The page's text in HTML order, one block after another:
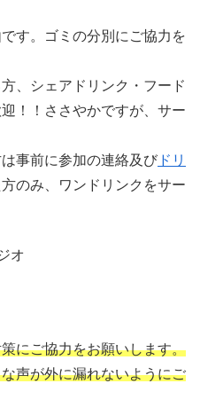
す。ゴミの分別にご協力を
、シェアドリンク・フード
！！ささやかですが、サー
事前に参加の連絡及び ドリ
のみ、ワンドリンクをサー
オ
にご協力をお願いします。
声が外に漏れないようにご